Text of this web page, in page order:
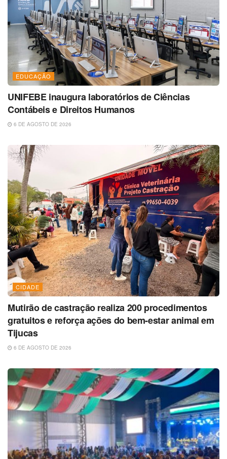
EDUCAÇÃO
UNIFEBE inaugura laboratórios de Ciências
Contábeis e Direitos Humanos
6 DE AGOSTO DE 2026
CIDADE
Mutirão de castração realiza 200 procedimentos
gratuitos e reforça ações do bem-estar animal em
Tijucas
6 DE AGOSTO DE 2026